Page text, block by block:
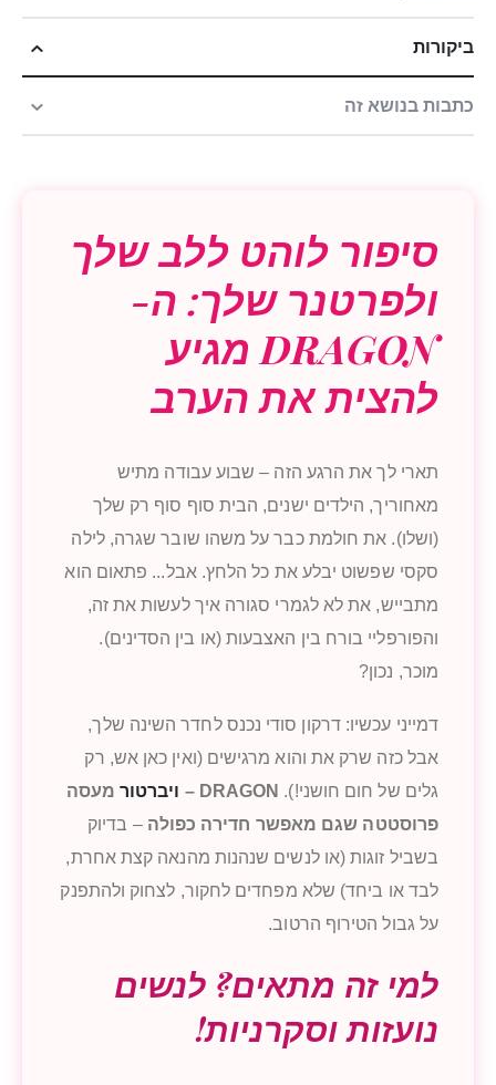
ביקורות
כתבות בנושא זה
סיפור לוהט ללב שלך
ולפרטנר שלך: ה-
DRAGON מגיע
להצית את הערב
תארי לך את הרגע הזה – שבוע עבודה מתיש
מאחוריך, הילדים ישנים, הבית סוף סוף רק שלך
(ושלו). את חולמת כבר על משהו שובר שגרה, לילה
סקסי שפשוט יבלע את כל הלחץ. אבל... פתאום הוא
מתבייש, את לא לגמרי סגורה איך לעשות את זה,
והפורפליי בורח בין האצבעות (או בין הסדינים).
מוכר, נכון?
דמייני עכשיו: דרקון סודי נכנס לחדר השינה שלך,
אבל כזה שרק את והוא מרגישים (ואין כאן אש, רק
גלים של חום חושני!). DRAGON – ויברטורמעסה
פרוסטטה שגם מאפשר חדירה כפולה – בדיוק
בשביל זוגות (או לנשים שנהנות מהנאה קצת אחרת,
לבד או ביחד) שלא מפחדים לחקור, לצחוק ולהתפנק
על גבול הטירוף הרטוב.
למי זה מתאים? לנשים
נועזות וסקרניות!